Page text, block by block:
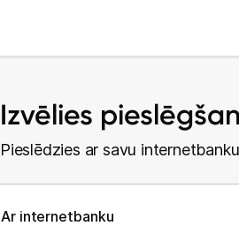
Izvēlies
Pieslēdzies ar savu
Ar internetbanku